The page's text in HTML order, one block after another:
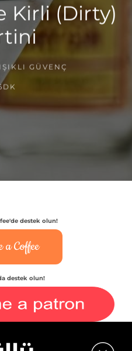
Kirli (Dirty)
GÜVENÇ
destek olun!
a Coffee
destek olun!